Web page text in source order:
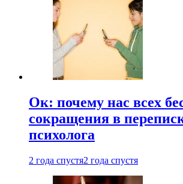
Ок: почему нас всех
сокращения в
психолога
2 года спустя2 года спустя